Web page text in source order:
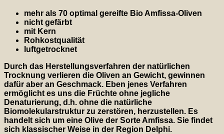
mehr als 70 optimal gereifte Bio Amfissa-Oliven
nicht gefärbt
mit Kern
Rohkostqualität
luftgetrocknet
Durch das Herstellungsverfahren der natürlichen
Trocknung verlieren die Oliven an Gewicht, gewinnen
dafür aber an Geschmack. Eben jenes Verfahren
ermöglicht es uns die Früchte ohne jegliche
Denaturierung, d.h. ohne die natürliche
Biomolekularstruktur zu zerstören, herzustellen. Es
handelt sich um eine Olive der Sorte Amfissa. Sie findet
sich klassischer Weise in der Region Delphi.